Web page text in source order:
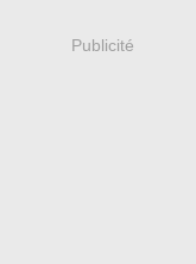
Publicité